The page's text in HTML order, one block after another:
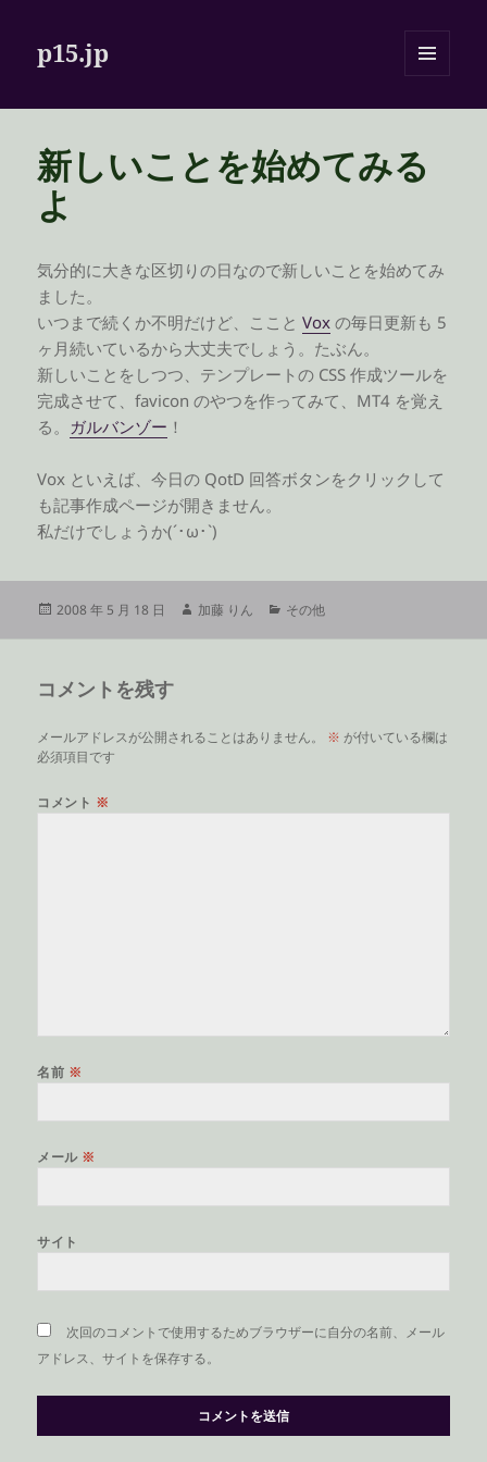
p15.jp
ーとウ
新しいことを始めてみる
よ
気分的に大きな区切りの日なので新しいことを始めてみ
ました。
いつまで続くか不明だけど、こことVox の毎日更新も 5
ヶ月続いているから大丈夫でしょう。たぶん。
新しいことをしつつ、テンプレートの CSS 作成ツールを
完成させて、favicon のやつを作ってみて、MT4 を覚え
る。 ガルバンゾー ！
Vox といえば、今日の QotD 回答ボタンをクリックして
も記事作成ページが開きません。
私だけでしょうか(´･ω･`)
投
2008 年 5 月 18 日
作
加藤 りん
カ
その他
コメントを残す
メールアドレスが公開されることはありません。 ※ が付いている欄は
必須項目です
コメント ※
名前 ※
メール ※
サイト
次回のコメントで使用するためブラウザーに自分の名前、メール
アドレス、サイトを保存する。